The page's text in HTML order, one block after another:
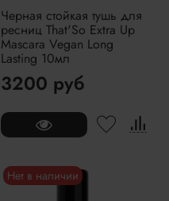
Черная стойкая тушь для
ресниц That'So Extra Up
Mascara Vegan Long
Lasting 10мл
3200 руб
Нет в наличии